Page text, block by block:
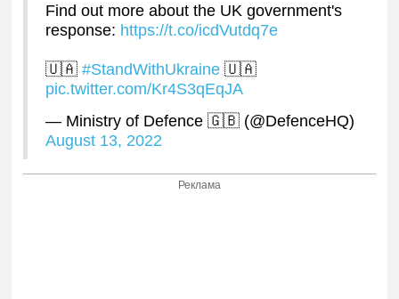
Find out more about the UK government's
response: https://t.co/icdVutdq7e
🇺🇦#StandWithUkraine 🇺🇦
pic.twitter.com/Kr4S3qEqJA
— Ministry of Defence 🇬🇧 (@DefenceHQ)
August 13, 2022
Реклама